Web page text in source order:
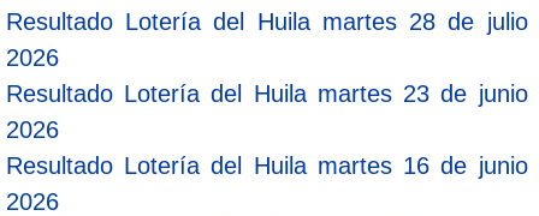
Resultado Lotería del Huila martes 28 de julio
2026
Resultado Lotería del Huila martes 23 de junio
2026
Resultado Lotería del Huila martes 16 de junio
2026